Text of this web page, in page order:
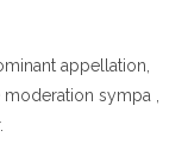
appellation,
sympa ,